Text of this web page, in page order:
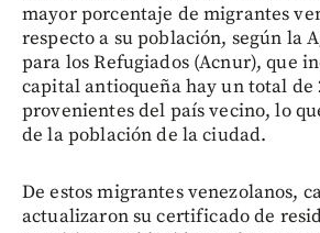
mayor porcentaje de migrantes
respecto a su población, según la
para los Refugiados (Acnur), que
capital antioqueña hay un total de
provenientes del país vecino, lo
de la población de la ciudad.
De estos migrantes venezolanos,
actualizaron su certificado de